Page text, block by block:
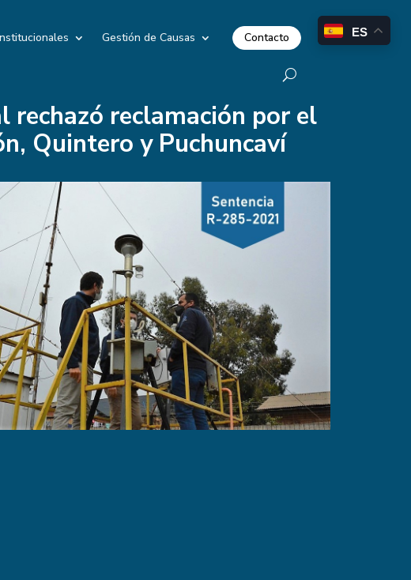
Gestión de Causas Contacto
reclamación por el
Quintero y Puchuncaví
ES